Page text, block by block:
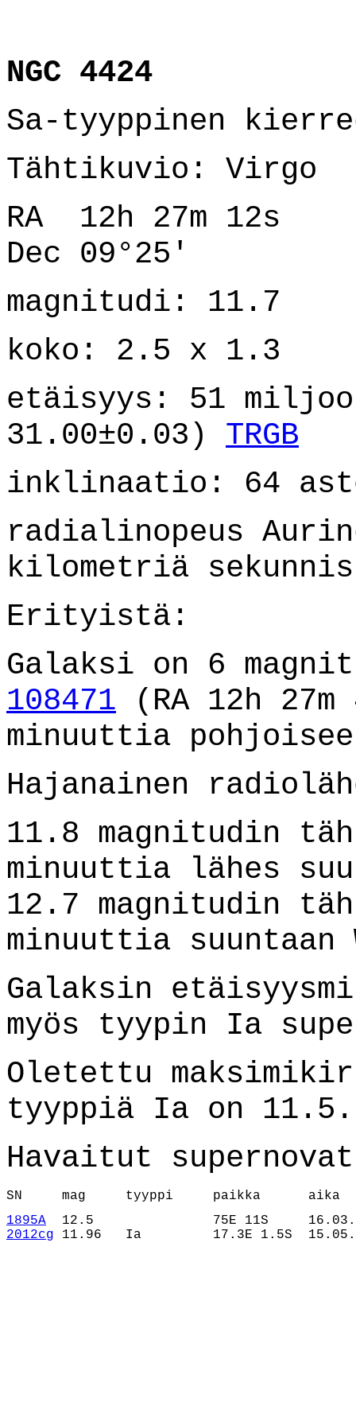
NGC 4424
Sa-tyyppinen
Tähtikuvio: Virgo
RA 12h 27m 12s
Dec 09°25'
magnitudi: 11.7
koko: 2.5 x 1.3
etäisyys: 51
31.00±0.03) TRGB
inklinaatio: 64
radialinopeus
kilometriä
Erityistä:
Galaksi on 6
108471 (RA 12h
minuuttia
Hajanainen
11.8 magnitudin
minuuttia lähes
12.7 magnitudin
minuuttia suuntaan
Galaksin
myös tyypin Ia
Oletettu
tyyppiä Ia on 11.5.
Havaitut
SN     mag     tyyppi     paikka      aika
1895A
2012cg 11.96   Ia         17.3E 1.5S